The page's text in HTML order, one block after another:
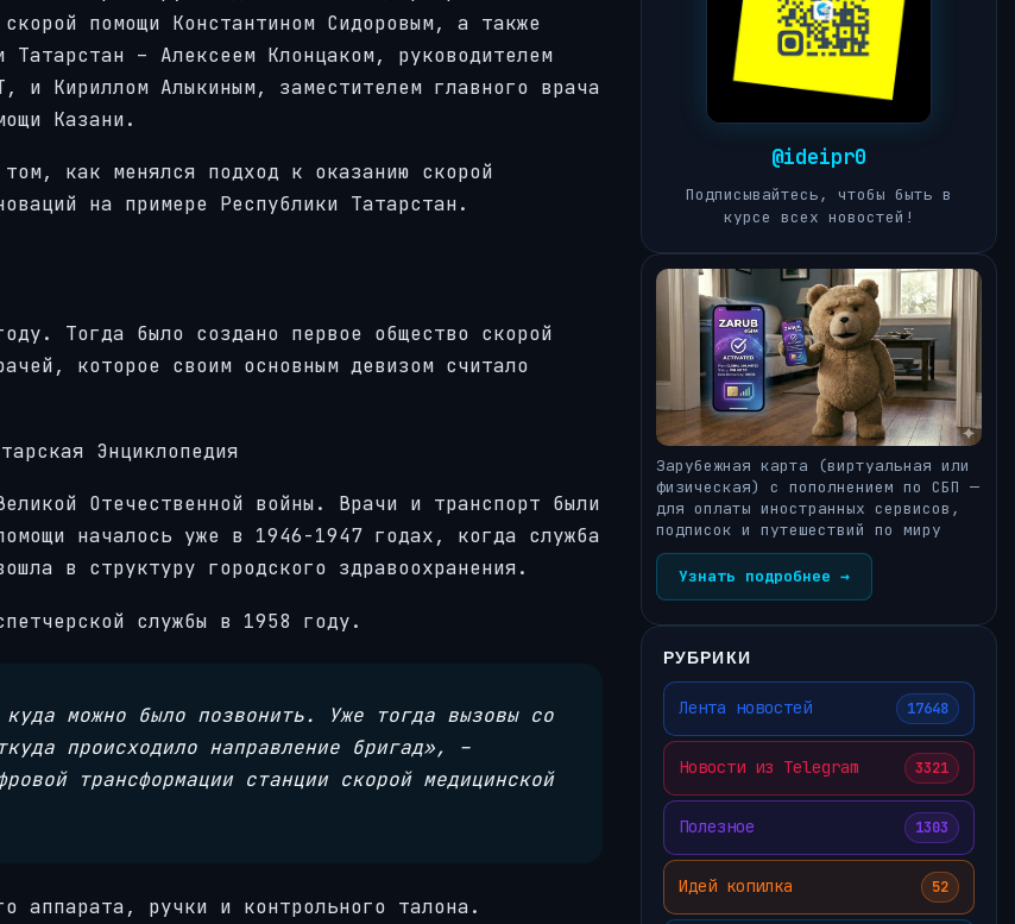
помощи Константином Сидоровым, а также
Татарстан – Алексеем Клонцаком, руководителем
и Кириллом Алыкиным, заместителем главного врача
Казани.
как менялся подход к оказанию скорой
на примере Республики Татарстан.
Тогда было создано первое общество скорой
которое своим основным девизом считало
Энциклопедия
Отечественной войны. Врачи и транспорт были
началось уже в 1946-1947 годах, когда служба
в структуру городского здравоохранения.
службы в 1958 году.
можно было позвонить. Уже тогда вызовы со
происходило направление бригад», –
трансформации станции скорой медицинской
аппарата, ручки и контрольного талона.
@ideipr0
Подписывайтесь, чтобы быть в
курсе всех новостей!
Зарубежная карта (виртуальная или
физическая) с пополнением по СБП —
для оплаты иностранных сервисов,
подписок и путешествий по миру
Узнать подробнее →
РУБРИКИ
Лента новостей 17648
Новости из Telegram 3321
Полезное 1303
Идей копилка 52